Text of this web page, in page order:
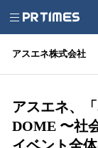
アスエネ株式会社
アスエネ、
DOME 〜社